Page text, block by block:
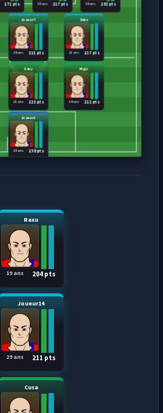
Joueur1
238 pts
25 ans
Xaby
223 pts
21 ans
Myju
212 pts
19 ans
Joueur7
221 pts
29 ans
Zebe
217 pts
21 ans
171 pts 217 pts
28 ans 203 pts
29 ans
Raxu
204 pts
19 ans
Joueur14
211 pts
29 ans
Cusa